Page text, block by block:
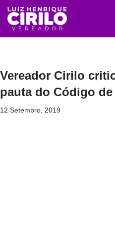
Avançar
para
Vereador Cirilo
pauta do Código de
12 Setembro, 2019